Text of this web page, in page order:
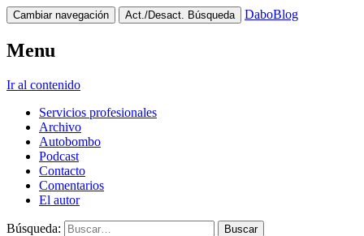
Cambiar navegación Act./Desact. Búsqueda DaboBlog
Menu
Ir al contenido
Servicios profesionales
Archivo
Autobombo
Podcast
Contacto
Comentarios
El autor
Búsqueda: